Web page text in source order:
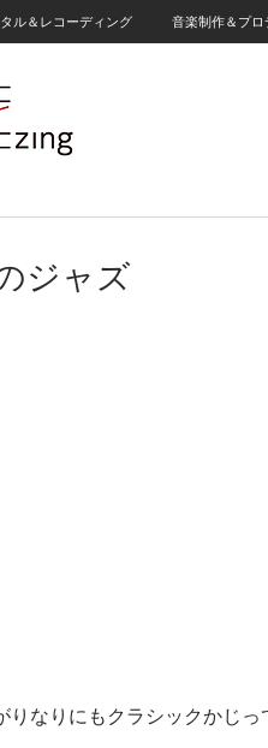
ル＆レコーディング 音楽制作＆プロ
ジャズ
なりにもクラシックかじっ